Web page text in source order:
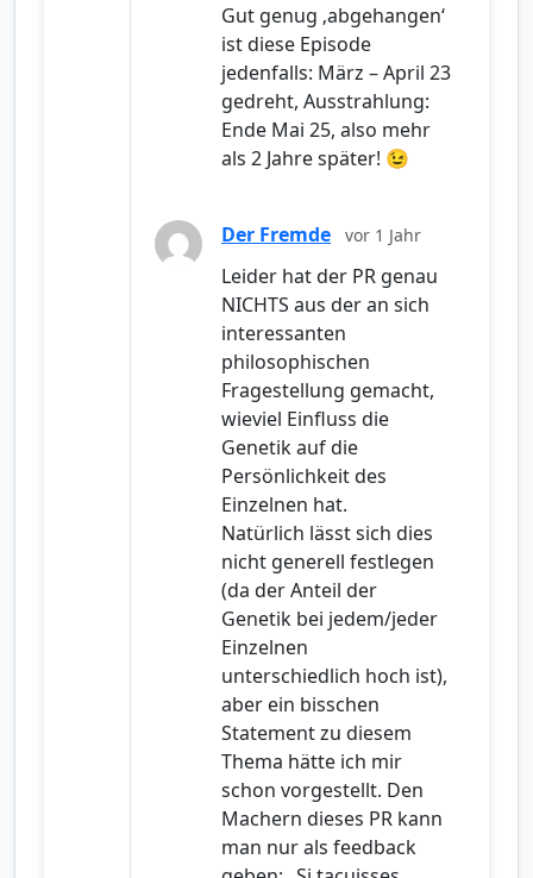
Gut genug ‚abgehangen‘
ist diese Episode
jedenfalls: März – April 23
gedreht, Ausstrahlung:
Ende Mai 25, also mehr
als 2 Jahre später! 😉
Der Fremde vor 1 Jahr
Leider hat der PR genau
NICHTS aus der an sich
interessanten
philosophischen
Fragestellung gemacht,
wieviel Einfluss die
Genetik auf die
Persönlichkeit des
Einzelnen hat.
Natürlich lässt sich dies
nicht generell festlegen
(da der Anteil der
Genetik bei jedem/jeder
Einzelnen
unterschiedlich hoch ist),
aber ein bisschen
Statement zu diesem
Thema hätte ich mir
schon vorgestellt. Den
Machern dieses PR kann
man nur als feedback